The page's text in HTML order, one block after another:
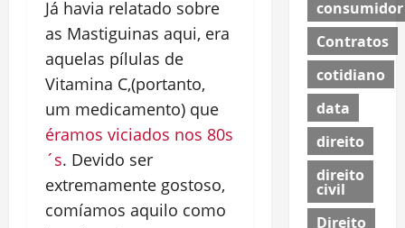
Já havia relatado sobre
as Mastiguinas aqui, era
aquelas pílulas de
Vitamina C,(portanto,
um medicamento) que
éramos viciados nos 80s
´s. Devido ser
extremamente gostoso,
comíamos aquilo como
consumidor
Contratos
cotidiano
data
direito
direito
civil
Direito